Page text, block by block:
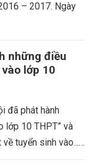
– 2017. Ngày
những điều
lớp 10
đã phát hành
lớp 10 THPT” và
tuyển sinh vào...